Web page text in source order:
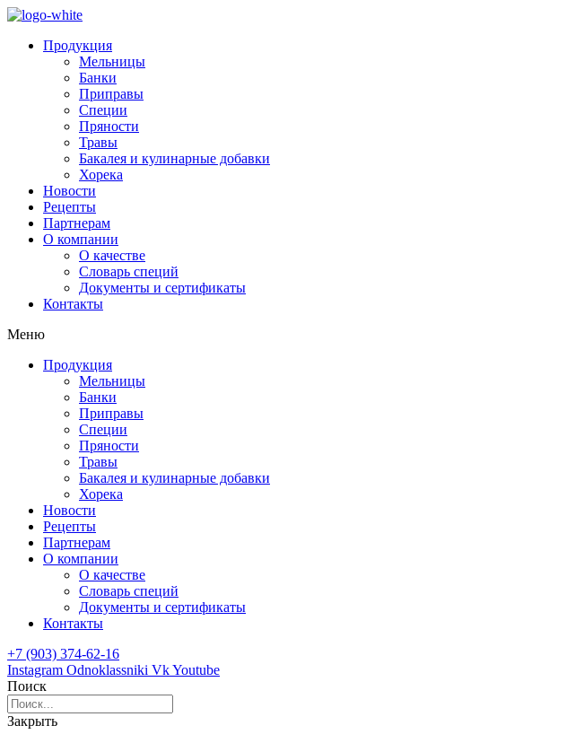
Продукция
Мельницы
Банки
Приправы
Специи
Пряности
Травы
Бакалея и кулинарные добавки
Хорека
Новости
Рецепты
Партнерам
О компании
О качестве
Словарь специй
Документы и сертификаты
Контакты
Меню
Продукция
Мельницы
Банки
Приправы
Специи
Пряности
Травы
Бакалея и кулинарные добавки
Хорека
Новости
Рецепты
Партнерам
О компании
О качестве
Словарь специй
Документы и сертификаты
Контакты
+7 (903) 374-62-16
Instagram Odnoklassniki VkYoutube
Поиск
Закрыть